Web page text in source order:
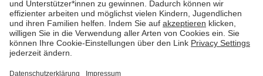
Saarbrücken, Saarbrücken
Hauswirtschaftskraft (m/w/d)
in Teilzeit (mind. 20 - max. 30 Std./.Wo.), SOS-